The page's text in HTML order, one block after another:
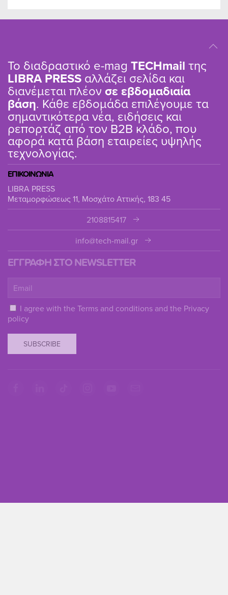
Το διαδραστικό e-mag TΕCHmail της
LIBRA PRESS αλλάζει σελίδα και
διανέμεται πλέον σε εβδομαδιαία
βάση. Κάθε εβδομάδα επιλέγουμε τα
σημαντικότερα νέα, ειδήσεις και
ρεπορτάζ από τον B2B κλάδο, που
αφορά κατά βάση εταιρείες υψηλής
τεχνολογίας.
ΕΠΙΚΟΙΝΩΝΙΑ
LIBRA PRESS
Μεταμορφώσεως 11, Μοσχάτο Αττικής, 183 45
2108815417
info@tech-mail.gr
ΕΓΓΡΑΦΗ ΣΤΟ NEWSLETTER
I agree with the Terms and conditions and the Privacy
policy
SUBSCRIBE